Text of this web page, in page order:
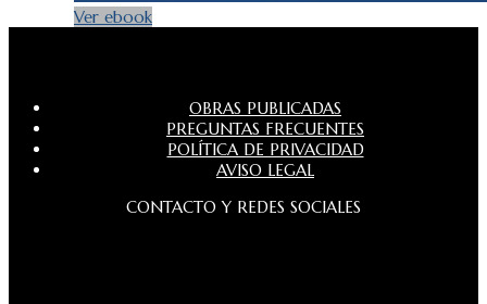
Ver ebook
OBRAS PUBLICADAS
PREGUNTAS FRECUENTES
POLÍTICA DE PRIVACIDAD
AVISO LEGAL
CONTACTO Y REDES SOCIALES